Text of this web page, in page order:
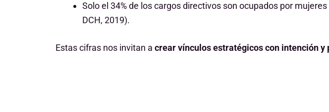
Solo el 34% de los cargos directivos son ocupados por
DCH, 2019).
Estas cifras nos invitan a crear vínculos estratégicos con intención y